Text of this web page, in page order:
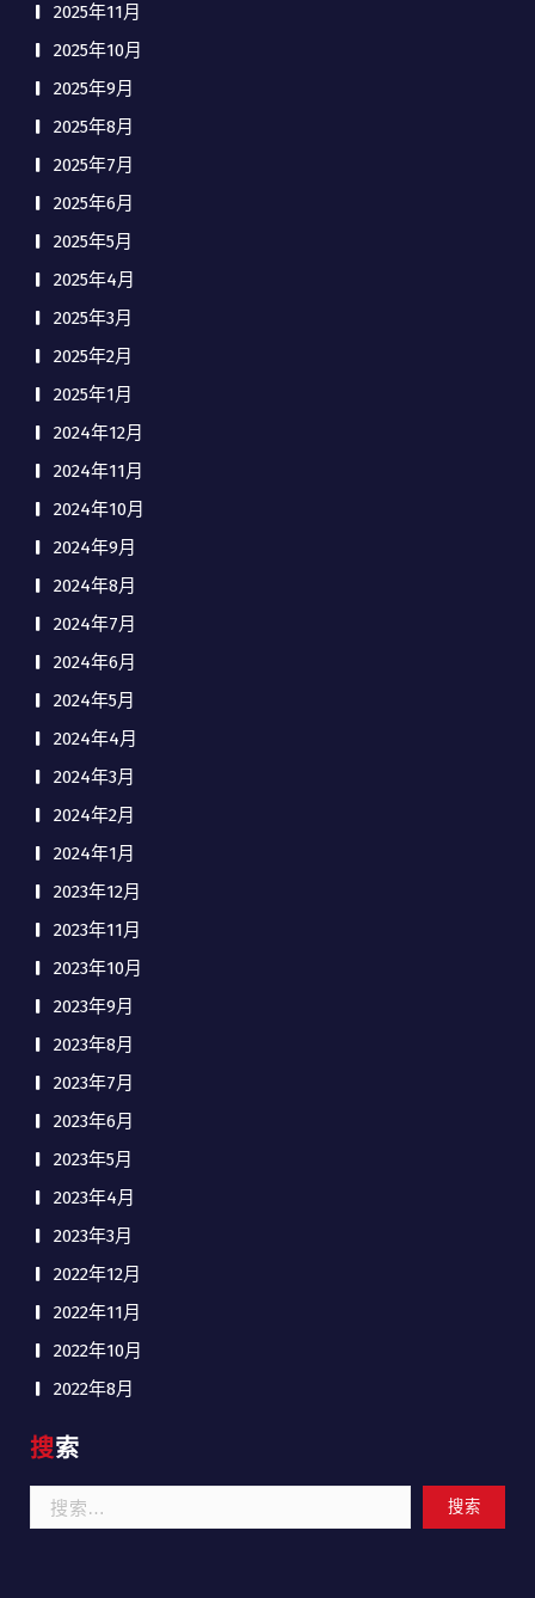
2025年11月
2025年10月
2025年9月
2025年8月
2025年7月
2025年6月
2025年5月
2025年4月
2025年3月
2025年2月
2025年1月
2024年12月
2024年11月
2024年10月
2024年9月
2024年8月
2024年7月
2024年6月
2024年5月
2024年4月
2024年3月
2024年2月
2024年1月
2023年12月
2023年11月
2023年10月
2023年9月
2023年8月
2023年7月
2023年6月
2023年5月
2023年4月
2023年3月
2022年12月
2022年11月
2022年10月
2022年8月
搜索
索：